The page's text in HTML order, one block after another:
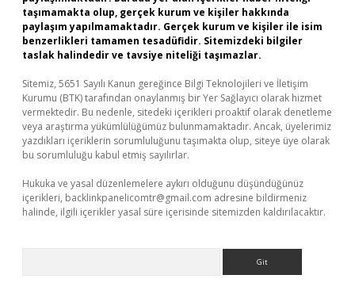
taşımamakta olup, gerçek kurum ve kişiler hakkında
paylaşım yapılmamaktadır. Gerçek kurum ve kişiler ile isim
benzerlikleri tamamen tesadüfidir. Sitemizdeki bilgiler
taslak halindedir ve tavsiye niteliği taşımazlar.
Sitemiz, 5651 Sayılı Kanun gereğince Bilgi Teknolojileri ve İletişim
Kurumu (BTK) tarafından onaylanmış bir Yer Sağlayıcı olarak hizmet
vermektedir. Bu nedenle, sitedeki içerikleri proaktif olarak denetleme
veya araştırma yükümlülüğümüz bulunmamaktadır. Ancak, üyelerimiz
yazdıkları içeriklerin sorumluluğunu taşımakta olup, siteye üye olarak
bu sorumluluğu kabul etmiş sayılırlar.
Hukuka ve yasal düzenlemelere aykırı olduğunu düşündüğünüz
içerikleri, backlinkpanelicomtr@gmail.com adresine bildirmeniz
halinde, ilgili içerikler yasal süre içerisinde sitemizden kaldırılacaktır.